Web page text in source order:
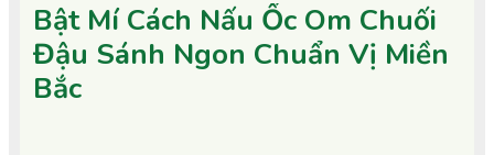
Bật Mí Cách Nấu Ốc Om Chuối
Đậu Sánh Ngon Chuẩn Vị Miền
Bắc